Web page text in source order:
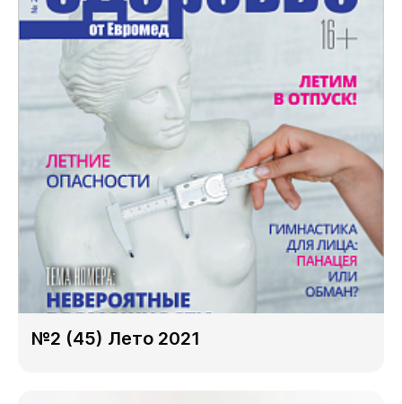
№2 (45) Лето 2021